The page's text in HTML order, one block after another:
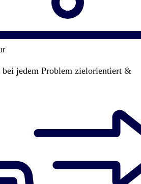
jedem Problem zielorientiert &